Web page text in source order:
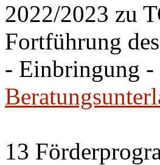
2022/2023 zu
Fortführung
- Einbringung -
13